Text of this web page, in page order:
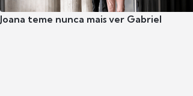
Joana teme nunca mais ver Gabriel